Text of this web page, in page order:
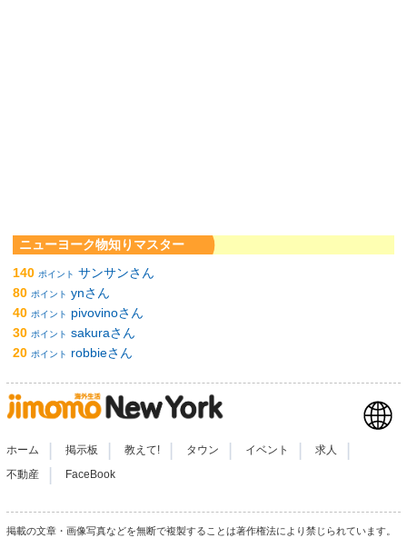
ニューヨーク物知りマスター
140 ポイント サンサンさん
80 ポイント ynさん
40 ポイント
pivovinoさん
30 ポイント sakuraさん
20 ポイント robbieさん
ホーム 掲示板 教えて! タウン イベント 求人
不動産 FaceBook
掲載の文章・画像写真などを無断で複製することは著作権法により禁じられています。